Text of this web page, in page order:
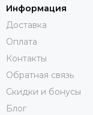
Информация
Доставка
Оплата
Контакты
Обратная связь
Скидки и бонусы
Блог